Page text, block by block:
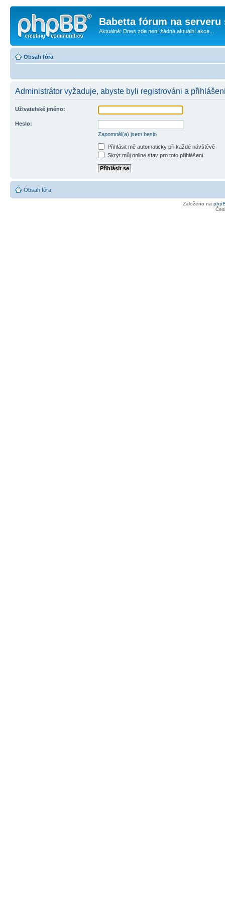
Babetta fórum na serveru
Aktuálně: Dnes zde není žádná aktuální akce...
Obsah fóra
Administrátor vyžaduje, abyste byli registrováni a
Uživatelské jméno:
Heslo:
Zapomněl(a) jsem heslo
Přihlásit mě automaticky při každé návštěvě
Skrýt můj online stav pro toto přihlášení
Obsah fóra
Založeno na